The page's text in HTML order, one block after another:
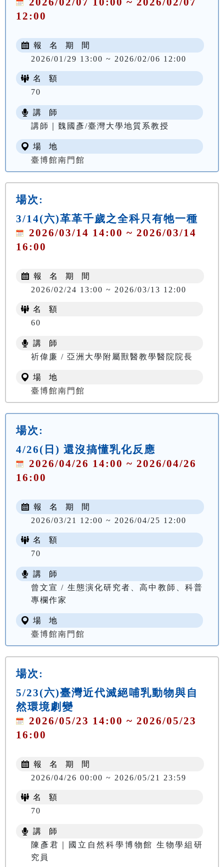
12:00
報 名 期 間
2026/01/29 13:00 ~ 2026/02/06 12:00
名 額
70
講 師
講師｜魏國彥/臺灣大學地質系教授
場 地
臺博館南門館
場次:
3/14(六)革革千歲之全科只有牠一種
2026/03/14 14:00 ~ 2026/03/14
16:00
報 名 期 間
2026/02/24 13:00 ~ 2026/03/13 12:00
名 額
60
講 師
祈偉廉 / 亞洲大學附屬獸醫教學醫院院長
場 地
臺博館南門館
場次:
4/26(日) 還沒搞懂乳化反應
2026/04/26 14:00 ~ 2026/04/26
16:00
報 名 期 間
2026/03/21 12:00 ~ 2026/04/25 12:00
名 額
70
講 師
曾文宣 / 生態演化研究者、高中教師、科普
專欄作家
場 地
臺博館南門館
場次:
5/23(六)臺灣近代滅絕哺乳動物與自
然環境劇變
2026/05/23 14:00 ~ 2026/05/23
16:00
報 名 期 間
2026/04/26 00:00 ~ 2026/05/21 23:59
名 額
70
講 師
陳彥君｜國立自然科學博物館 生物學組研
究員